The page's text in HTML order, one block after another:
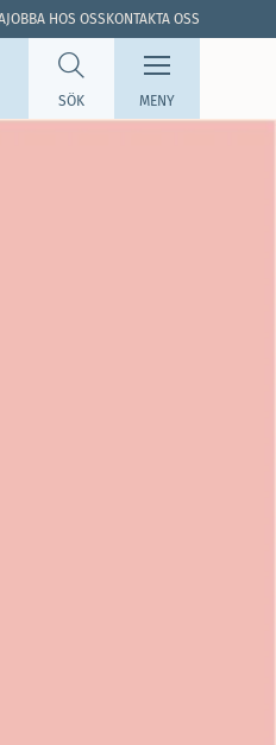
SÖK MENY
JOBBA HOS OSS KONTAKTA OSS